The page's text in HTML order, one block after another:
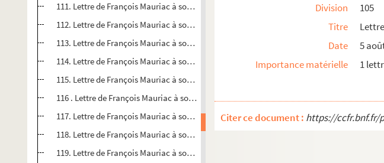
111. Lettre de François Mauriac à son frère Pierre Mauriac
112. Lettre de François Mauriac à son frère Pierre Mauriac
113. Lettre de François Mauriac à son frère Pierre Mauriac
114. Lettre de François Mauriac à son frère Pierre Mauriac
115. Lettre de François Mauriac à son frère Pierre et à Suzanne Mauriac
116 . Lettre de François Mauriac à son frère Pierre Mauriac
117. Lettre de François Mauriac à son frère Pierre Mauriac
118. Lettre de François Mauriac à son frère Pierre Mauriac
119. Lettre de François Mauriac à son frère Pierre Mauriac
Division
105
Titre
Date
5
Importance matérielle
1
Citer ce document : https://ccfr.bnf.fr/